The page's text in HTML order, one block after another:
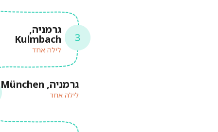
גרמניה,
Kulmbach
לילה אחד
גרמניה, München
לילה אחד